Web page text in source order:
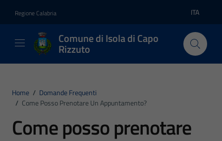
Regione Calabria Lingua
ITA
Comune di Isola di Capo
Rizzuto
Home / Domande Frequenti
/ Come Posso Prenotare Un Appuntamento?
Come posso prenotare